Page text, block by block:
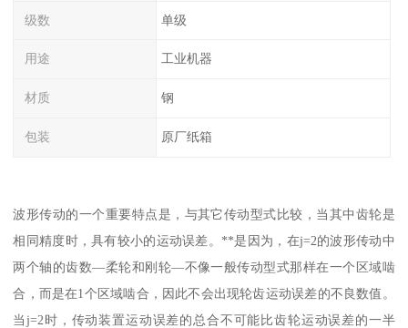
级数 单级
用途 工业机器
材质 钢
包装 原厂纸箱
波形传动的一个重要特点是，与其它传动型式比较，当其中齿轮是
相同精度时，具有较小的运动误差。**是因为，在j=2的波形传动中
两个轴的齿数—柔轮和刚轮—不像一般传动型式那样在一个区域啮
合，而是在1个区域啮合，因此不会出现轮齿运动误差的不良数值。
当j=2时，传动装置运动误差的总合不可能比齿轮运动误差的一半